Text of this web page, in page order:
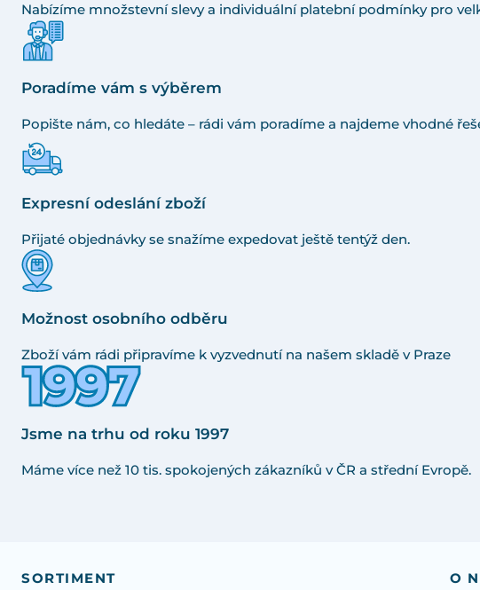
Nabízíme množstevní slevy a individuální platební podmínky pro
Poradíme vám s výběrem
Popište nám, co hledáte – rádi vám poradíme a najdeme vhodné
Expresní odeslání zboží
Přijaté objednávky se snažíme expedovat ještě tentýž den.
Možnost osobního odběru
Zboží vám rádi připravíme k vyzvednutí na našem skladě v Praze
Jsme na trhu od roku 1997
Máme více než 10 tis. spokojených zákazníků v ČR a střední Evropě.
SORTIMENT O